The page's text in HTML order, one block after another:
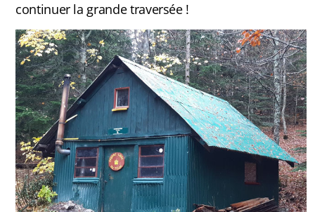
continuer la grande traversée !
Antenne Vercors/ Diois
Les éditions Tous A Poêle
Chroniques de chantiers
Chansons
Livres d'or de cabanes